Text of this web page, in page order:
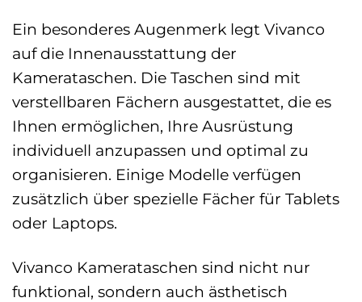
Ein besonderes Augenmerk legt Vivanco
auf die Innenausstattung der
Kamerataschen. Die Taschen sind mit
verstellbaren Fächern ausgestattet, die es
Ihnen ermöglichen, Ihre Ausrüstung
individuell anzupassen und optimal zu
organisieren. Einige Modelle verfügen
zusätzlich über spezielle Fächer für Tablets
oder Laptops.
Vivanco Kamerataschen sind nicht nur
funktional, sondern auch ästhetisch